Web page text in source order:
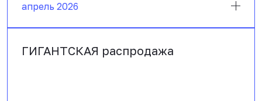
апрель 2026
ГИГАНТСКАЯ распродажа